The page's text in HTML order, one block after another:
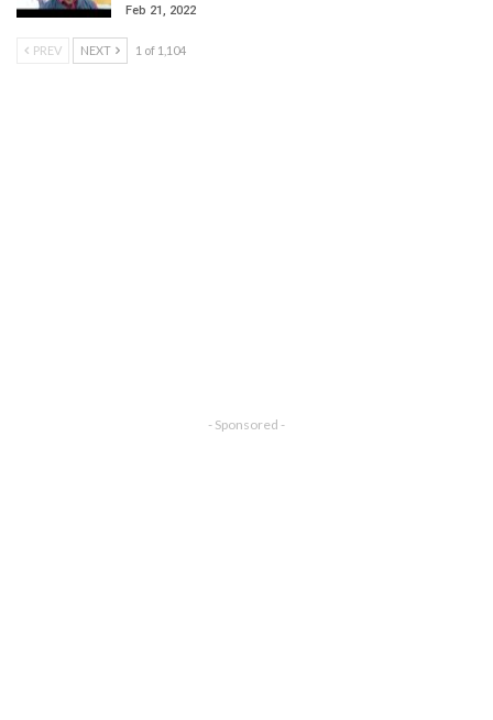
Feb 21, 2022
PREV NEXT 1 of 1,104
- Sponsored -